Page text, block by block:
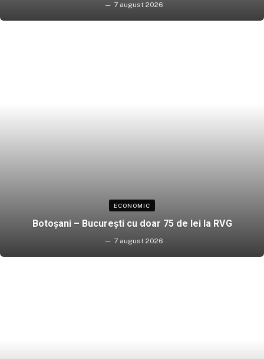
7 august 2026
ECONOMIC
Botoșani – București cu doar 75 de lei la RVG
7 august 2026